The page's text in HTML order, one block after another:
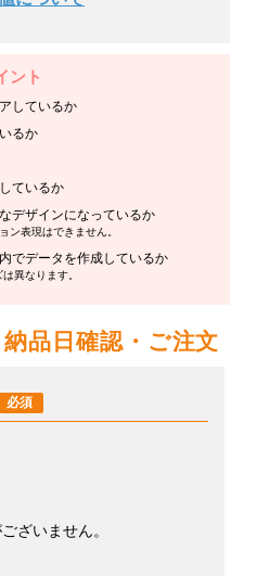
ント
しているか
るか
ているか
デザインになっているか
ン表現はできません。
でデータを作成しているか
異なります。
品日確認・ご注文
ざいません。